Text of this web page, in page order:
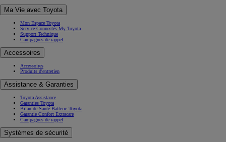
Ma Vie avec Toyota
Mon Espace Toyota
Service Connectés My Toyota
Support Technique
Campagnes de rappel
Accessoires
Accessoires
Produits d'entretien
Assistance & Garanties
Toyota Assistance
Garanties Toyota
Bilan de Santé Batterie Toyota
Garantie Confort Extracare
Campagnes de rappel
Systèmes de sécurité